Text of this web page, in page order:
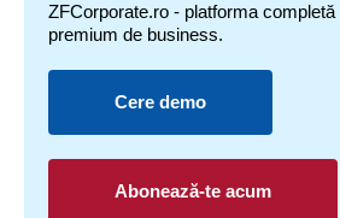
ZFCorporate.ro - platforma completă
premium de business.
Cere demo
Abonează-te acum